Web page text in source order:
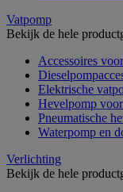
Vatpomp
Bekijk de hele
Accessoires
Elektrische
Hevelpomp
Pneumatische
Waterpomp en
Verlichting
Bekijk de hele